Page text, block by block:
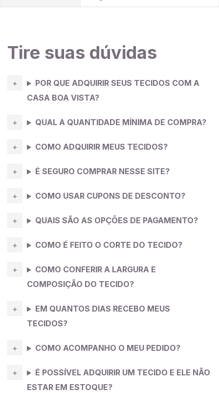
Tire suas dúvidas
POR QUE ADQUIRIR SEUS TECIDOS COM A
CASA BOA VISTA?
QUAL A QUANTIDADE MÍNIMA DE COMPRA?
COMO ADQUIRIR MEUS TECIDOS?
É SEGURO COMPRAR NESSE SITE?
COMO USAR CUPONS DE DESCONTO?
QUAIS SÃO AS OPÇÕES DE PAGAMENTO?
COMO É FEITO O CORTE DO TECIDO?
COMO CONFERIR A LARGURA E
COMPOSIÇÃO DO TECIDO?
EM QUANTOS DIAS RECEBO MEUS
TECIDOS?
COMO ACOMPANHO O MEU PEDIDO?
É POSSÍVEL ADQUIRIR UM TECIDO E ELE NÃO
ESTAR EM ESTOQUE?